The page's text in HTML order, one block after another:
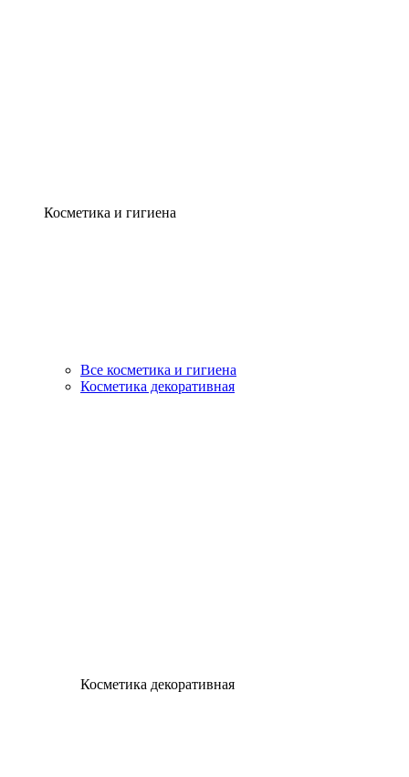
Косметика и гигиена
Все косметика и гигиена
Косметика декоративная
Косметика декоративная